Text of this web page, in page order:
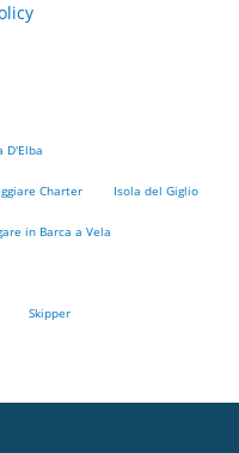
D'Elba
Charter Isola del Giglio
in Barca a Vela
Skipper